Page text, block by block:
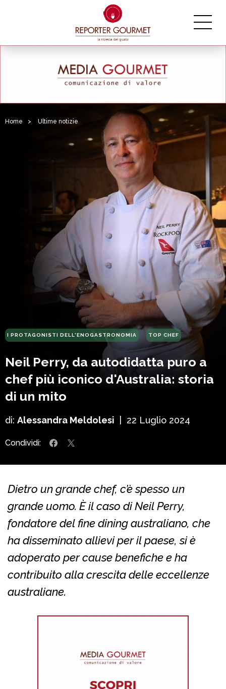
Home > Ultime notizie
I PROTAGONISTI DELL'ENOGASTRONOMIA TOP CHEF
Neil Perry, da autodidatta puro a
chef più iconico d'Australia: storia
di un mito
di: Alessandra Meldolesi 22 Luglio 2024
Condividi:
Dietro un grande chef, c’è spesso un
grande uomo. È il caso di Neil Perry,
fondatore del fine dining australiano, che
ha disseminato allievi per il paese, si è
adoperato per cause benefiche e ha
contribuito alla crescita delle eccellenze
australiane.